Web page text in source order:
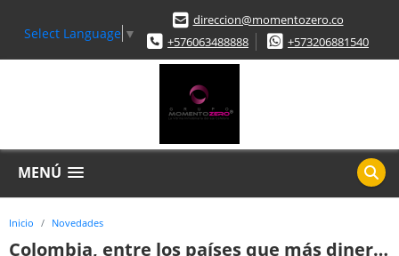
Select Language ▼
direccion@momentozero.co
+576063488888
+573206881540
MENÚ
Inicio Novedades
Colombia, entre los países que más dinero ganan por rentas en Airbnb